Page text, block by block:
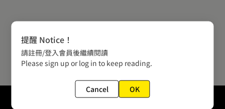
提醒 Notice！
請註冊/登入會員後繼續閱讀
Please sign up or log in to keep reading.
Cancel OK